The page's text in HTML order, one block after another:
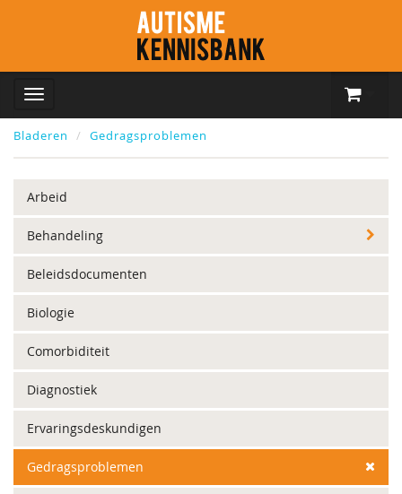
Bladeren Gedragsproblemen
Arbeid
Behandeling
Beleidsdocumenten
Biologie
Comorbiditeit
Diagnostiek
Ervaringsdeskundigen
Gedragsproblemen